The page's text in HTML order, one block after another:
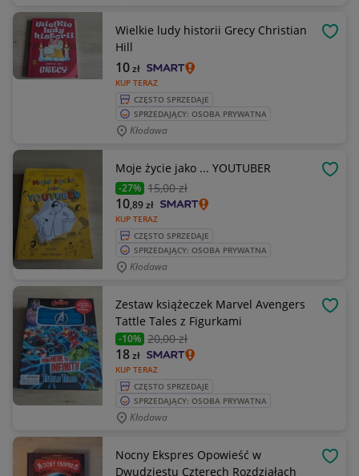
Wielkie ludy historii Grecy Christian
Hill
KUP TERAZ
10zł
CZĘSTO SPRZEDAJE
SPRZEDAJĄCY: OSOBA PRYWATNA
Kłodawa
Moje życie jako ... YOUTUBER
-27% 15,00 zł
KUP TERAZ
10,89zł
CZĘSTO SPRZEDAJE
SPRZEDAJĄCY: OSOBA PRYWATNA
Kłodawa
Zestaw książeczek Marvel Avengers
Tattle Tales z Figurkami
-10% 20,00 zł
KUP TERAZ
18zł
CZĘSTO SPRZEDAJE
SPRZEDAJĄCY: OSOBA PRYWATNA
Kłodawa
Nocny Ekspres Opowieść w
Dwudziestu Czterech Rozdziałach